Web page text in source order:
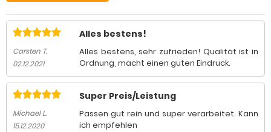
Carsten T.
02.12.2021
Alles bestens!
Alles bestens, sehr zufrieden! Qualität ist in
Ordnung, macht einen guten Eindruck.
Michael L.
15.12.2020
Super Preis/Leistung
Passen gut rein und super verarbeitet. Kann
ich empfehlen